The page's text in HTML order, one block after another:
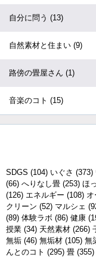
自分に問う (13)
自然素材と住まい (9)
路傍の畳屋さん (1)
音楽のコト (15)
SDGS (104) いぐさ (373)
(66) へりなし畳 (253) ほ
(126) エネルギー (108) オ
クリーン (52) マルシェ
(89) 体験ラボ (86) 健康
授業 (34) 天然素材 (266)
無垢 (46) 無垢材 (105) 無
んとのコト (295) 畳 (355)